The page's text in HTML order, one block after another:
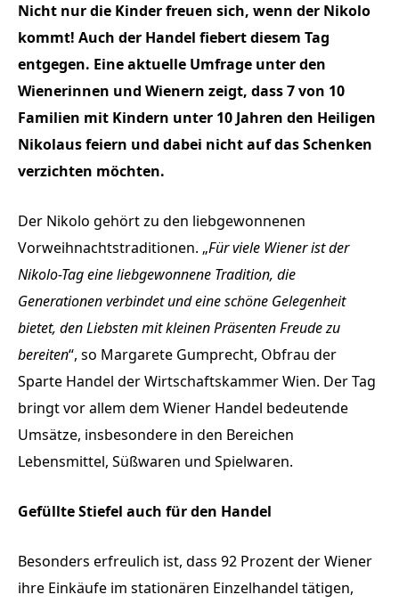
Nicht nur die Kinder freuen sich, wenn der Nikolo
kommt! Auch der Handel fiebert diesem Tag
entgegen. Eine aktuelle Umfrage unter den
Wienerinnen und Wienern zeigt, dass 7 von 10
Familien mit Kindern unter 10 Jahren den Heiligen
Nikolaus feiern und dabei nicht auf das Schenken
verzichten möchten.
Der Nikolo gehört zu den liebgewonnenen
Vorweihnachtstraditionen. „Für viele Wiener ist der
Nikolo-Tag eine liebgewonnene Tradition, die
Generationen verbindet und eine schöne Gelegenheit
bietet, den Liebsten mit kleinen Präsenten Freude zu
bereiten“, so Margarete Gumprecht, Obfrau der
Sparte Handel der Wirtschaftskammer Wien. Der Tag
bringt vor allem dem Wiener Handel bedeutende
Umsätze, insbesondere in den Bereichen
Lebensmittel, Süßwaren und Spielwaren.
Gefüllte Stiefel auch für den Handel
Besonders erfreulich ist, dass 92 Prozent der Wiener
ihre Einkäufe im stationären Einzelhandel tätigen,